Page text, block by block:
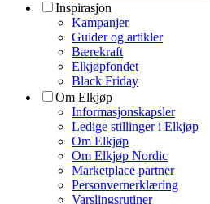
Inspirasjon
Kampanjer
Guider og artikler
Bærekraft
Elkjøpfondet
Black Friday
Om Elkjøp
Informasjonskapsler
Ledige stillinger i Elkjøp
Om Elkjøp
Om Elkjøp Nordic
Marketplace partner
Personvernerklæring
Varslingsrutiner